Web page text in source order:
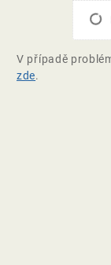
V případě
zde.